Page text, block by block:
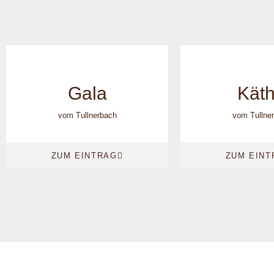
Gala
vom Tullnerbach
ZUM EINTRAG
vom
ZUM